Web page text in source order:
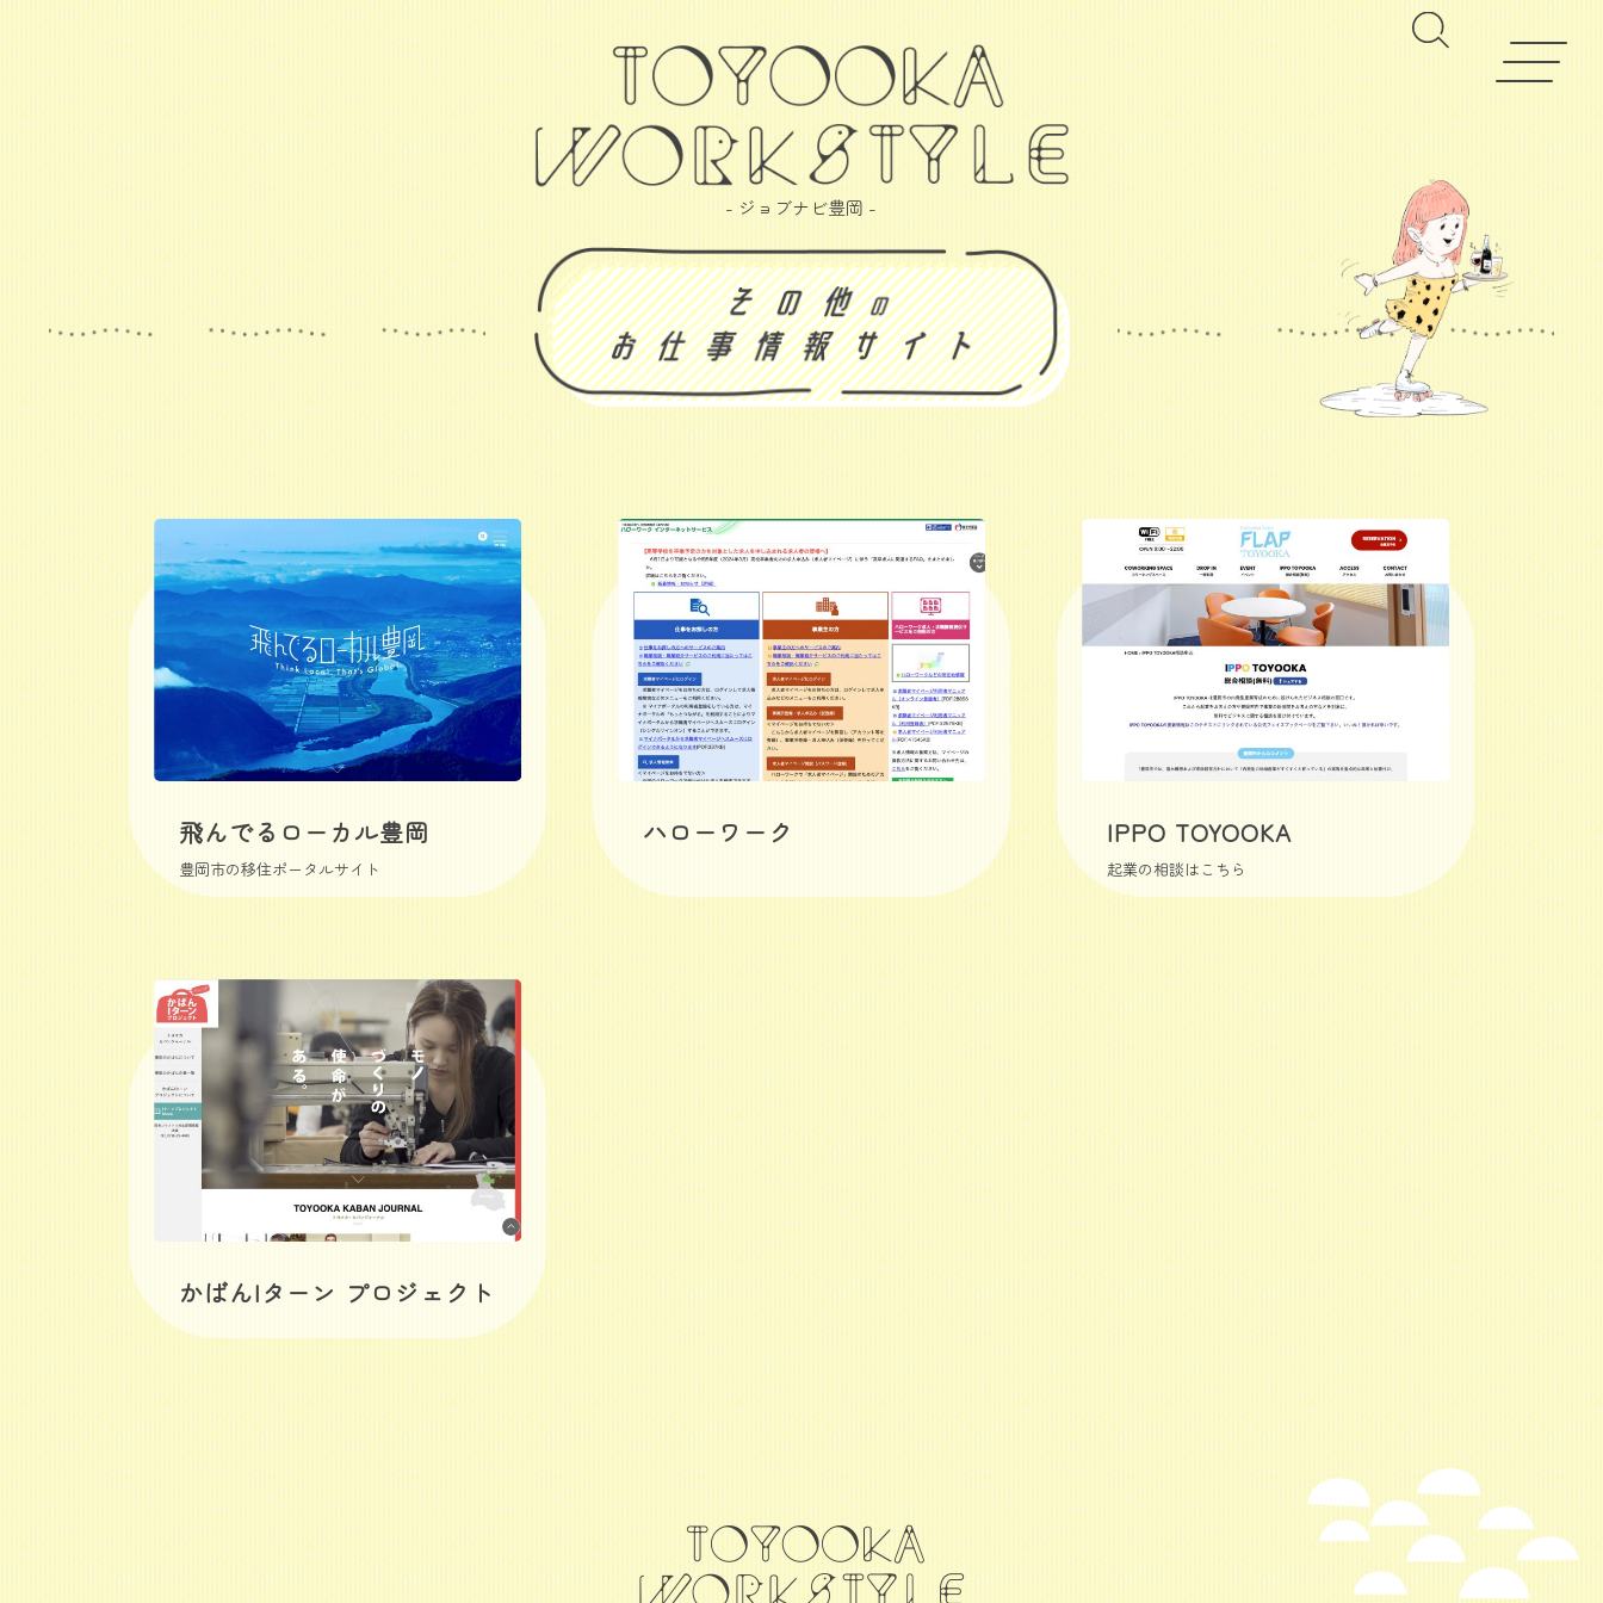
- ジョブナビ豊岡 -
飛んでるローカル豊岡
豊岡市の移住ポータルサイト
ハローワーク IPPO TOYOOKA
起業の相談はこちら
かばんIターン プロジェクト